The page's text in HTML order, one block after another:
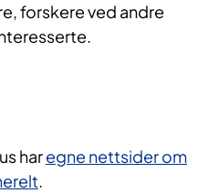
forskere ved andre
haregne nettsider om
​​.